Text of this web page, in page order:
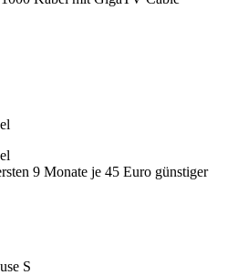
9 Monate je 45 Euro günstiger
S